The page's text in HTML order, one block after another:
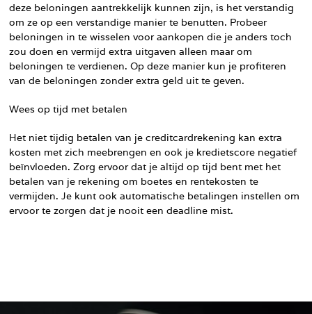
deze beloningen aantrekkelijk kunnen zijn, is het verstandig
om ze op een verstandige manier te benutten. Probeer
beloningen in te wisselen voor aankopen die je anders toch
zou doen en vermijd extra uitgaven alleen maar om
beloningen te verdienen. Op deze manier kun je profiteren
van de beloningen zonder extra geld uit te geven.
Wees op tijd met betalen
Het niet tijdig betalen van je creditcardrekening kan extra
kosten met zich meebrengen en ook je kredietscore negatief
beïnvloeden. Zorg ervoor dat je altijd op tijd bent met het
betalen van je rekening om boetes en rentekosten te
vermijden. Je kunt ook automatische betalingen instellen om
ervoor te zorgen dat je nooit een deadline mist.